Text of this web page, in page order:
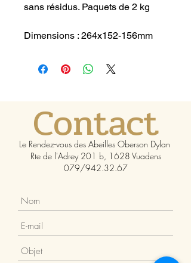
sans résidus. Paquets de 2 kg
Dimensions : 264x152-156mm
Contact
Le Rendez-vous des Abeilles Oberson Dylan
Rte de l'Adrey 201 b, 1628 Vuadens
079/942.32.67